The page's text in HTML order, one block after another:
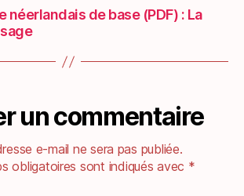
néerlandais de base (PDF) : La
un commentaire
e-mail ne sera pas publiée.
obligatoires sont indiqués avec *